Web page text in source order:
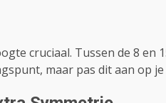
cruciaal. Tussen de 8 en
maar pas dit aan op